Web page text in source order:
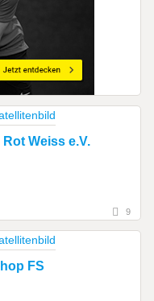
Weiss e.V.
9
FS